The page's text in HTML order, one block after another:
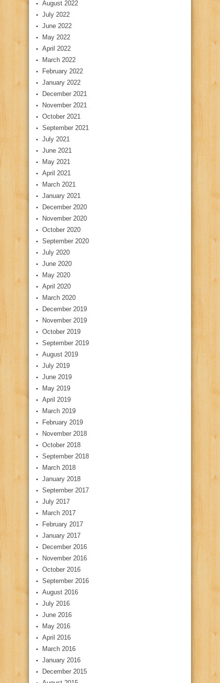
August 2022
July 2022
June 2022
May 2022
April 2022
March 2022
February 2022
January 2022
December 2021
November 2021
October 2021
September 2021
July 2021
June 2021
May 2021
April 2021
March 2021
January 2021
December 2020
November 2020
October 2020
September 2020
July 2020
June 2020
May 2020
April 2020
March 2020
December 2019
November 2019
October 2019
September 2019
August 2019
July 2019
June 2019
May 2019
April 2019
March 2019
February 2019
November 2018
October 2018
September 2018
March 2018
January 2018
September 2017
July 2017
March 2017
February 2017
January 2017
December 2016
November 2016
October 2016
September 2016
August 2016
July 2016
June 2016
May 2016
April 2016
March 2016
January 2016
December 2015